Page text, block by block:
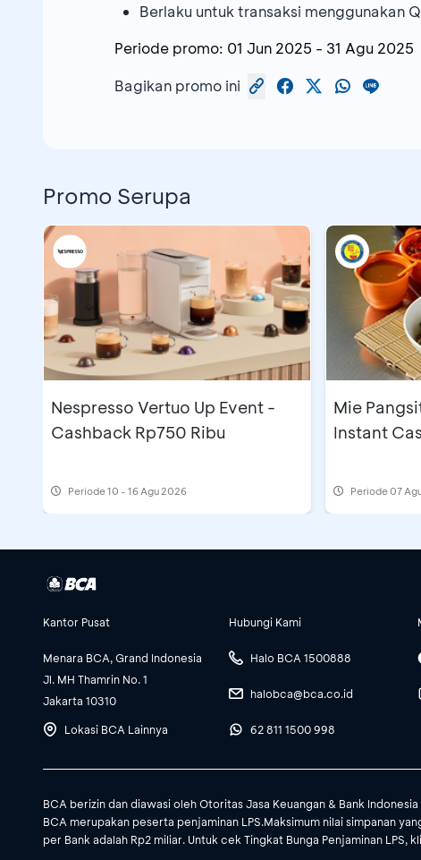
Berlaku untuk transaksi menggunakan
Periode promo: 01 Jun 2025 - 31 Agu 2025
Bagikan promo ini
Promo Serupa
Nespresso Vertuo Up Event -
Cashback Rp750 Ribu
Periode10 - 16 Agu 2026
Mie
Instant
Periode07
Kantor Pusat
Menara BCA, Grand Indonesia
Jl. MH Thamrin No. 1
Jakarta 10310
Lokasi BCA Lainnya
Hubungi Kami
Halo BCA 1500888
halobca@bca.co.id
62 811 1500 998
BCA berizin dan diawasi oleh Otoritas Jasa Keuangan & Bank Indonesia
BCA merupakan peserta penjaminan LPS.Maksimum nilai simpanan
per Bank adalah Rp2 miliar. Untuk cek Tingkat Bunga Penjaminan LPS,